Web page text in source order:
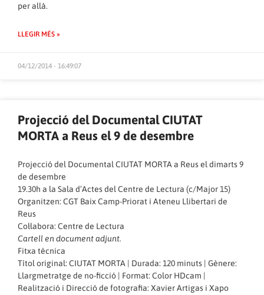
per allà.
LLEGIR MÉS »
04/12/2014 - 16:49:07
Projecció del Documental CIUTAT
MORTA a Reus el 9 de desembre
Projecció del Documental CIUTAT MORTA a Reus el dimarts 9
de desembre
19.30h a la Sala d’Actes del Centre de Lectura (c/Major 15)
Organitzen: CGT Baix Camp-Priorat i Ateneu Llibertari de
Reus
Col·labora: Centre de Lectura
Cartell en document adjunt.
Fitxa tècnica
Títol original: CIUTAT MORTA | Durada: 120 minuts | Gènere:
Llargmetratge de no-ficció | Format: Color HDcam |
Realització i Direcció de fotografia: Xavier Artigas i Xapo